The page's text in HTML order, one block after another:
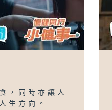
，同時亦讓人
生方向。